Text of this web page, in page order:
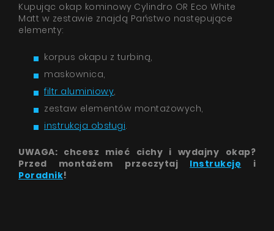
Kupując okap kominowy Cylindro OR Eco White
Matt w zestawie znajdą Państwo następujące
elementy:
korpus okapu z turbiną,
maskownica,
filtr aluminiowy,
zestaw elementów montażowych,
instrukcja obsługi.
UWAGA: chcesz mieć cichy i wydajny okap?
Przed montażem przeczytaj Instrukcję i
Poradnik!